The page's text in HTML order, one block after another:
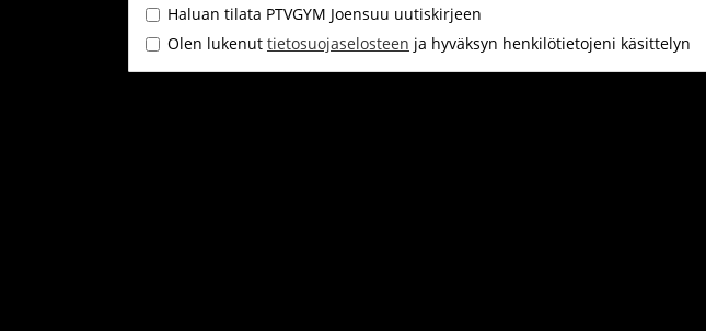
Haluan tilata PTVGYM Joensuu uutiskirjeen
Olen lukenut tietosuojaselosteen ja hyväksyn henkilötietojeni käsittelyn